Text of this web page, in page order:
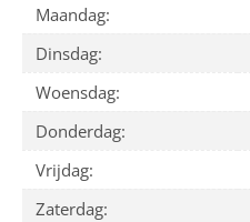
Maandag:
Dinsdag:
Woensdag:
Donderdag:
Vrijdag:
Zaterdag: